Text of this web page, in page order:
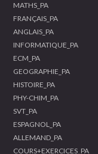
MATHS_PA
FRANÇAIS_PA
ANGLAIS_PA
INFORMATIQUE_PA
ECM_PA
GEOGRAPHIE_PA
HISTOIRE_PA
PHY-CHIM_PA
SVT_PA
ESPAGNOL_PA
ALLEMAND_PA
COURS+EXERCICES_PA